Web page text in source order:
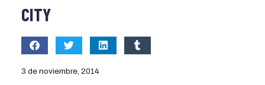
CITY
3 de noviembre, 2014